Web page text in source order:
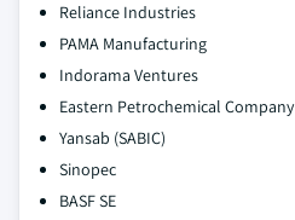
Reliance Industries
PAMA Manufacturing
Indorama Ventures
Eastern Petrochemical Company
Yansab (SABIC)
Sinopec
BASF SE